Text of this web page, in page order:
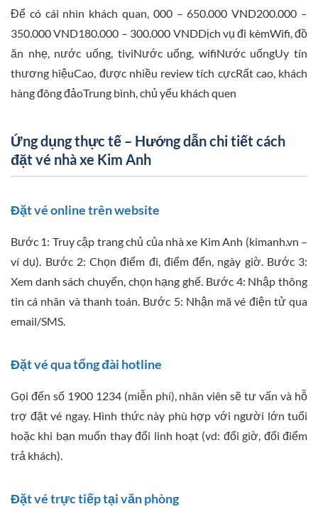
Để có cái nhìn khách quan, 000 – 650.000 VND200.000 –
350.000 VND180.000 – 300.000 VNDDịch vụ đi kèmWifi, đồ
ăn nhẹ, nước uống, tiviNước uống, wifiNước uốngUy tín
thương hiệuCao, được nhiều review tích cựcRất cao, khách
hàng đông đảoTrung bình, chủ yếu khách quen
Ứng dụng thực tế – Hướng dẫn chi tiết cách
đặt vé nhà xe Kim Anh
Đặt vé online trên website
Bước 1: Truy cập trang chủ của nhà xe Kim Anh (kimanh.vn –
ví dụ). Bước 2: Chọn điểm đi, điểm đến, ngày giờ. Bước 3:
Xem danh sách chuyến, chọn hạng ghế. Bước 4: Nhập thông
tin cá nhân và thanh toán. Bước 5: Nhận mã vé điện tử qua
email/SMS.
Đặt vé qua tổng đài hotline
Gọi đến số 1900 1234 (miễn phí), nhân viên sẽ tư vấn và hỗ
trợ đặt vé ngay. Hình thức này phù hợp với người lớn tuổi
hoặc khi bạn muốn thay đổi linh hoạt (vd: đổi giờ, đổi điểm
trả khách).
Đặt vé trực tiếp tại văn phòng